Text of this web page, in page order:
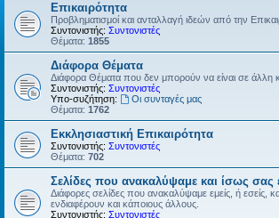
Επικαιρότητα
Προβληματισμοί και ανταλλαγή ιδεών από την
Συντονιστής: Συντονιστές
Θέματα: 1855
Διάφορα Θέματα
Διάφορα Θέματα που δεν μπορούν να είναι σε άλλη
Συντονιστής: Συντονιστές
Υπο-συζήτηση:
Οι συνταγές μας
Θέματα: 1762
Εκκλησιαστική Επικαιρότητα
Συντονιστής: Συντονιστές
Θέματα: 702
Σελίδες που ανακαλύψαμε και ίσως σας
Διάφορες σελίδες που ανακαλύψαμε εμείς, ή εσείς,
ενδιαφέρουν και κάποιους άλλους.
Συντονιστής: Συντονιστές